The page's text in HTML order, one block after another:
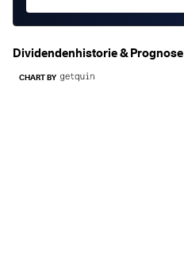
Dividendenhistorie & Prognose
CHART BY